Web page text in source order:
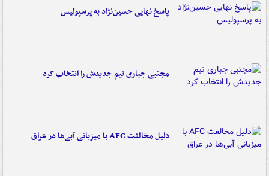
پاسخ نهایی حسین‌نژاد به پرسپولیس
مجتبی جباری تیم جدیدش را انتخاب کرد
دلیل مخالفت AFC با میزبانی آبی‌ها در عراق